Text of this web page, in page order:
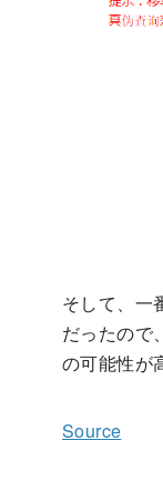
そして、一
だったので
の可能性が
Source